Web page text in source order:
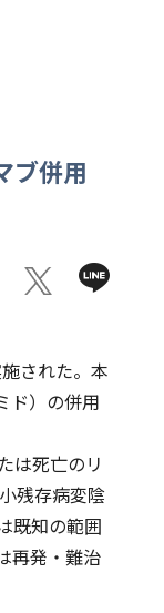
ブ併用
された。本
ド）の併用
は死亡のリ
残存病変陰
既知の範囲
再発・難治